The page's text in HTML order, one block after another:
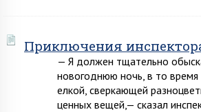
Приключения
— Я должен тщательно
новогоднюю ночь, в то время
елкой, сверкающей
ценных вещей,— сказал